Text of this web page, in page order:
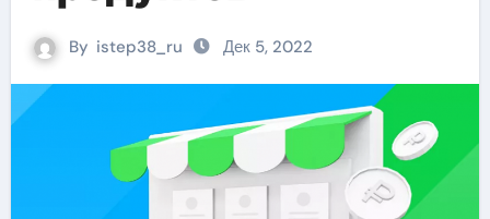
By istep38_ru Дек 5, 2022